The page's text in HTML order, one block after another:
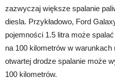
zazwyczaj większe spalanie
diesla. Przykładowo, Ford
pojemności 1.5 litra może
na 100 kilometrów w
otwartej drodze spalanie może
100 kilometrów.